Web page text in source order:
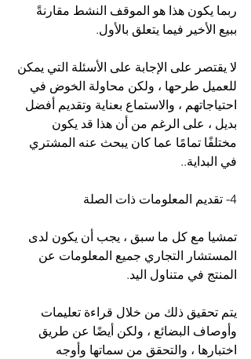
ربما يكون هذا هو الموقف النشط مقارنةً
ببيع الأخير فيما يتعلق بالأول.
لا يقتصر على الإجابة على الأسئلة التي يمكن
للعميل طرحها ، ولكن محاولة الخوض في
احتياجاتهم ، والاستماع بعناية وتقديم أفضل
بديل ، على الرغم من أن هذا قد يكون
مختلفًا تمامًا عما كان يبحث عنه المشتري
في البداية..
4- تقديم المعلومات ذات الصلة
تمشيا مع كل ما سبق ، يجب أن يكون لدى
المستشار التجاري جميع المعلومات عن
المنتج في متناول اليد.
يتم تحقيق ذلك من خلال قراءة تعليمات
وأوصاف البضائع ، ولكن أيضًا عن طريق
اختبارها ، والتحقق من سماتها وأوجه